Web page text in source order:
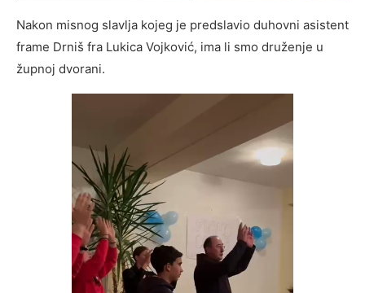
Nakon misnog slavlja kojeg je predslavio duhovni asistent
frame Drniš fra Lukica Vojković, ima li smo druženje u
župnoj dvorani.